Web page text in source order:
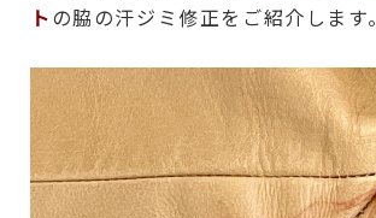
トの脇の汗ジミ修正をご紹介します。